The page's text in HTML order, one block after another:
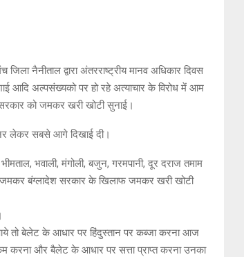
नैनीताल द्वारा अंतरराष्ट्रीय मानव अधिकार दिवस
आदि अल्पसंख्यको पर हो रहे अत्याचार के विरोध में आम
को जमकर खरी खोटी सुनाई।
लेकर सबसे आगे दिखाई दी।
भवाली, मंगोली, बजुन, गरमपानी, दूर दराज तमाम
बंग्लादेश सरकार के खिलाफ जमकर खरी खोटी
तो बेलेट के आधार पर हिंदुस्तान पर कब्जा करना आज
करना और बैलेट के आधार पर सत्ता प्राप्त करना उनका